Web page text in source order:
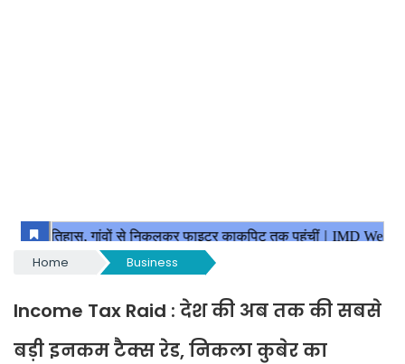
Home Business
Income Tax Raid : देश की अब तक की सबसे
बड़ी इनकम टैक्स रेड, निकला कुबेर का